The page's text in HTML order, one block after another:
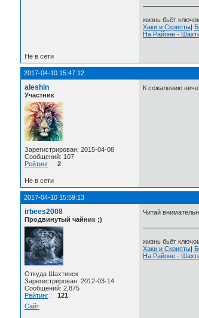
жизнь бьёт
Хаки и Скрипты|
На Районе -
Не в сети
2017-04-10 15:47:12
aleshin
Участник
Зарегистрирован: 2015-04-08
Сообщений: 107
Рейтинг: 2
К сожалению
Не в сети
2017-04-10 15:59:13
irbees2008
Продвинутый чайник ;)
Откуда Шахтинск
Зарегистрирован: 2012-03-14
Сообщений: 2,875
Рейтинг: 121
Сайт
Читай
жизнь бьёт
Хаки и Скрипты|
На Районе -